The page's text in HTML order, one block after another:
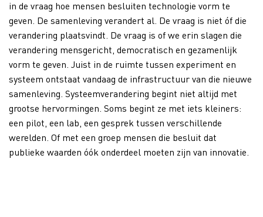
in de vraag hoe mensen besluiten technologie vorm te
geven. De samenleving verandert al. De vraag is niet óf die
verandering plaatsvindt. De vraag is of we erin slagen die
verandering mensgericht, democratisch en gezamenlijk
vorm te geven. Juist in de ruimte tussen experiment en
systeem ontstaat vandaag de infrastructuur van die nieuwe
samenleving. Systeemverandering begint niet altijd met
grootse hervormingen. Soms begint ze met iets kleiners:
een pilot, een lab, een gesprek tussen verschillende
werelden. Of met een groep mensen die besluit dat
publieke waarden óók onderdeel moeten zijn van innovatie.